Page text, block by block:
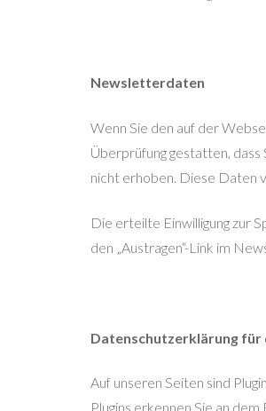
Newsletterdaten
Wenn Sie den auf der
Überprüfung gestatten,
nicht erhoben. Diese Daten
Die erteilte Einwilligung zur
den „Austragen“-Link im
Datenschutzerklärung für
Auf unseren Seiten sind
Plugins erkennen Sie an